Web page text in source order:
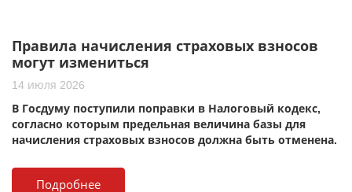
Правила начисления страховых взносов
могут измениться
14 июля 2026
В Госдуму поступили поправки в Налоговый кодекс,
согласно которым предельная величина базы для
начисления страховых взносов должна быть отменена.
Подробнее